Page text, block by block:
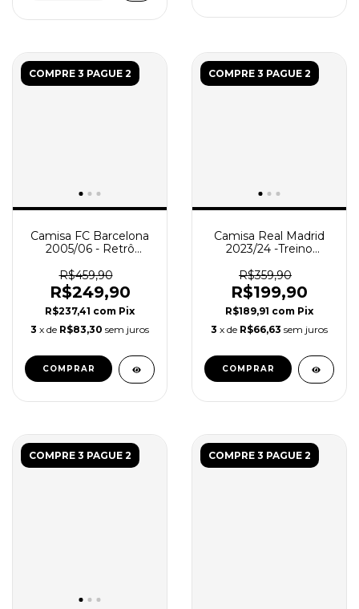
COMPRE 3 PAGUE 2
Camisa FC Barcelona
2005/06 - Retrô
Vermelha
R$459,90
R$249,90
R$237,41 com Pix
3 x de R$83,30 sem juros
COMPRAR
COMPRE 3 PAGUE 2
Camisa Real Madrid
2023/24 -Treino
Marinho
R$359,90
R$199,90
R$189,91 com Pix
3 x de R$66,63 sem juros
COMPRAR
COMPRE 3 PAGUE 2 COMPRE 3 PAGUE 2